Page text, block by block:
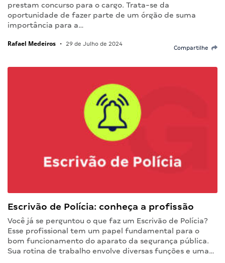
prestam concurso para o cargo. Trata-se da
oportunidade de fazer parte de um órgão de suma
importância para a…
Rafael Medeiros • 29 de Julho de 2024
Compartilhe
Escrivão de Polícia: conheça a profissão
Você já se perguntou o que faz um Escrivão de Polícia?
Esse profissional tem um papel fundamental para o
bom funcionamento do aparato da segurança pública.
Sua rotina de trabalho envolve diversas funções e uma…